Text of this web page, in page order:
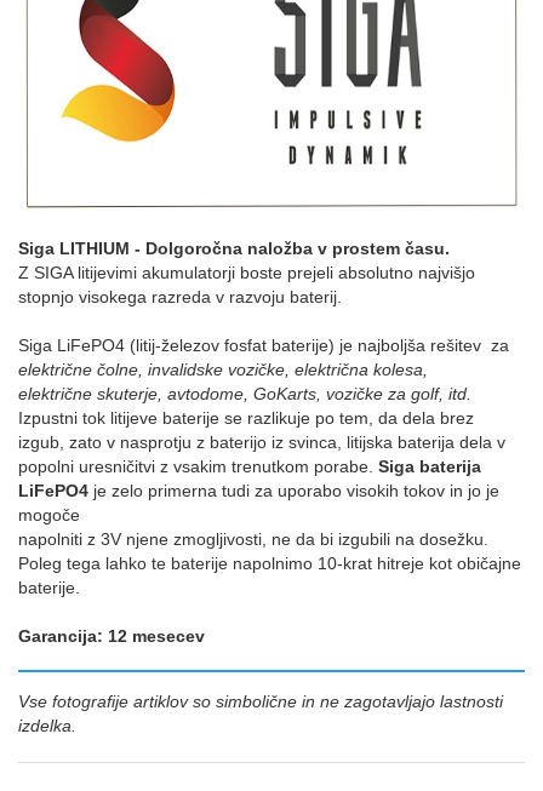
Siga LITHIUM - Dolgoročna naložba v prostem času.
Z SIGA litijevimi akumulatorji boste prejeli absolutno najvišjo
stopnjo visokega razreda v razvoju baterij.
Siga LiFePO4 (litij-železov fosfat baterije) je najboljša rešitev za
električne čolne, invalidske vozičke, električna kolesa,
električne skuterje, avtodome, GoKarts, vozičke za golf, itd.
Izpustni tok litijeve baterije se razlikuje po tem, da dela brez
izgub, zato v nasprotju z baterijo iz svinca, litijska baterija dela v
popolni uresničitvi z vsakim trenutkom porabe. Siga baterija
LiFePO4 je zelo primerna tudi za uporabo visokih tokov in jo je
mogoče
napolniti z 3V njene zmogljivosti, ne da bi izgubili na dosežku.
Poleg tega lahko te baterije napolnimo 10-krat hitreje kot običajne
baterije.
Garancija: 12 mesecev
Vse fotografije artiklov so simbolične in ne zagotavljajo lastnosti
izdelka.